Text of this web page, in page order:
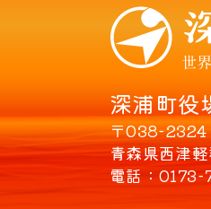
深浦町役
〒038-2324
青森県西津
電話
0173-